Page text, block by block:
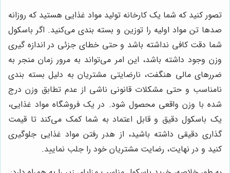
تصور کنید که شما یک کارخانه تولید مواد غذایی هستید که روزانه
صدها تن مواد اولیه را توزین و بسته بندی می‌کنید. اگر باسکول
شما دقت کافی نداشته باشد و حتی خطای جزئی در اندازه گیری
وزن وجود داشته باشد، این امر می‌تواند به مرور زمان منجر به
ضررهای مالی هنگفت، نارضایتی مشتریان به دلیل بسته بندی
نامناسب و حتی مشکلات قانونی ناشی از عدم تطابق وزن درج
شده با وزن واقعی محصول شود. در یک فروشگاه مواد غذایی،
یک باسکول دقیق و قابل اعتماد به شما کمک می‌کند تا قیمت
گذاری دقیقی داشته باشید، از هدر رفتن مواد غذایی جلوگیری
کنید و در نهایت، رضایت مشتریان خود را جلب نمایید.